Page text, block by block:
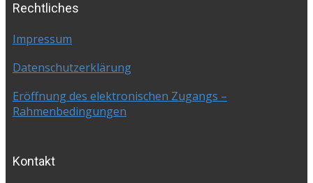
Rechtliches
Impressum
Datenschutzerklärung
Eröffnung des elektronischen Zugangs –
Rahmenbedingungen
Kontakt